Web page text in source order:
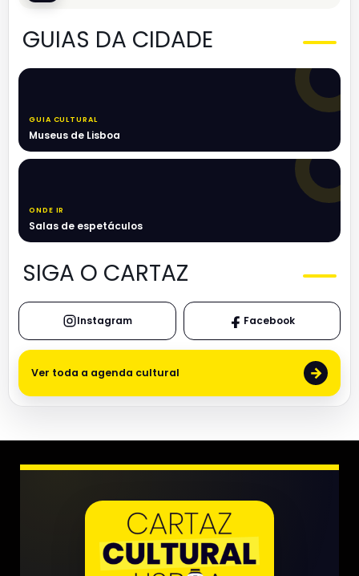
GUIAS DA CIDADE
GUIA CULTURAL
Museus de Lisboa
ONDE IR
Salas de espetáculos
SIGA O CARTAZ
Instagram Facebook
Ver toda a agenda cultural →